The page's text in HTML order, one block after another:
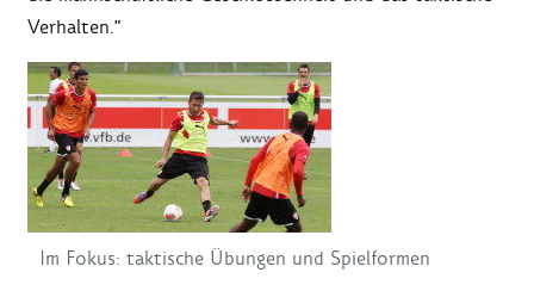
Verhalten."
Im Fokus: taktische Übungen und Spielformen